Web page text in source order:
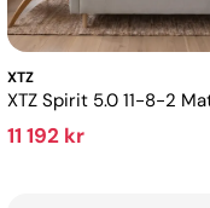
XTZ
XTZ Spirit 5.0 11-8-2
11 192 kr